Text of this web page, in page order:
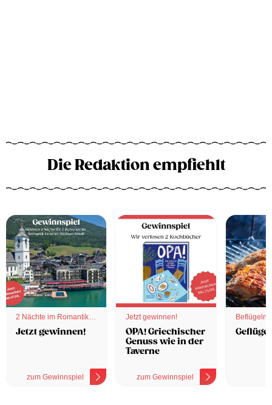
Die Redaktion empfiehlt
2 Nächte im Romantik
Hotel
Jetzt gewinnen!
zum Gewinnspiel
Jetzt gewinnen!
OPA! Griechischer
Genuss wie in der
Taverne
zum Gewinnspiel